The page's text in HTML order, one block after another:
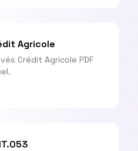
Agricole
Crédit Agricole PDF